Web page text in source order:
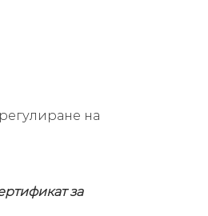
на
за